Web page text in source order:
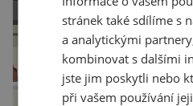
stránek také sdílíme s
a analytickými
kombinovat s dalšími
jste jim poskytli nebo
při vašem používání